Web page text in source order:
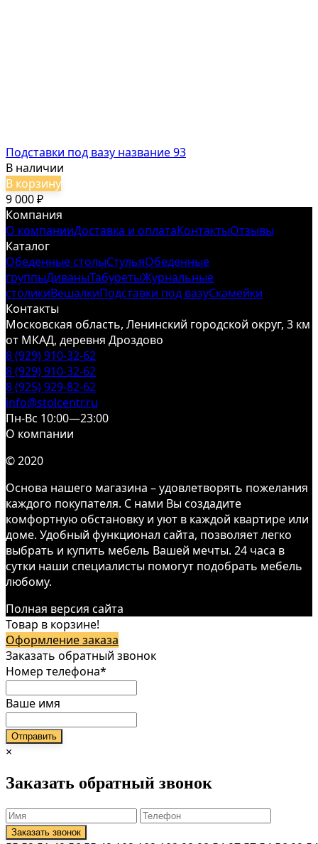
Подставки под вазу название 93
В наличии
В корзину
9 000 ₽
Компания
О компанииДоставка и оплатаКонтактыОтзывы
Каталог
Обеденные столыСтульяОбеденные
группыДиваныТабуретыЖурнальные
столикиВешалкиПодставки под вазуСкамейки
Контакты
Московская область, Ленинский городской округ, 3 км
от МКАД, деревня Дроздово
8 (929) 910-32-62
8 (929) 910-32-62
8 (925) 929-82-62
info@stolcentr.ru
Пн-Вс 10:00—23:00
О компании
© 2020
Основа нашего магазина – удовлетворять пожелания
каждого покупателя. С нами Вы создадите
комфортную обстановку и уют в каждой квартире или
доме. Удобный функционал сайта, позволяет легко
выбрать и купить мебель Вашей мечты. 24 часа в
сутки наши специалисты помогут подобрать мебель
любому.
Полная версия сайта
Товар в корзине!
Оформление заказа
Заказать обратный звонок
Номер телефона*
Ваше имя
×
Заказать обратный звонок